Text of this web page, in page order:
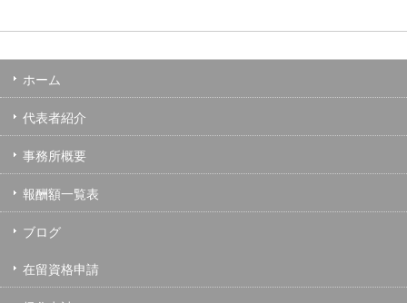
ホーム
代表者紹介
事務所概要
報酬額一覧表
ブログ
在留資格申請